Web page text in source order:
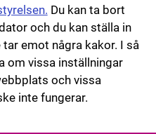
Du kan ta bort
och du kan ställa in
emot några kakor. I så
om vissa inställningar
och vissa
inte fungerar.